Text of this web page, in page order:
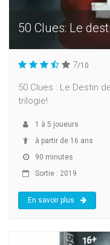
50 Clues: Le
7/10
50 Clues : Le Destin
trilogie!
1 à 5 joueurs
à partir de 16 ans
90 minutes
Sortie : 2019
En savoir plus